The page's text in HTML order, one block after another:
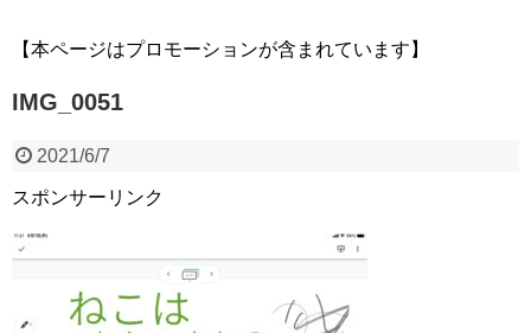
【本ページはプロモーションが含まれています】
IMG_0051
2021/6/7
スポンサーリンク